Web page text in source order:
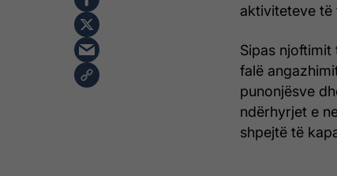
aktiviteteve të
Sipas njoftimit
falë
punonjësve
ndërhyrjet e
shpejtë të